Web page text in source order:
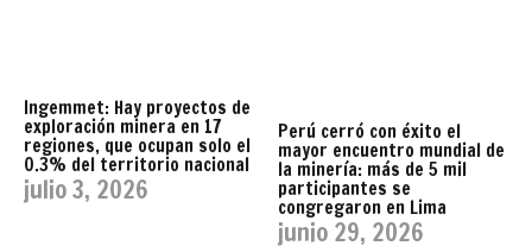
Ingemmet: Hay proyectos de
exploración minera en 17
regiones, que ocupan solo el
0.3% del territorio nacional
julio 3, 2026
Perú cerró con éxito el
mayor encuentro mundial de
la minería: más de 5 mil
participantes se
congregaron en Lima
junio 29, 2026